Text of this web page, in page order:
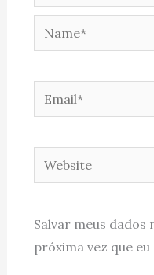
Name*
Email*
Website
Salvar meus dados
próxima vez que